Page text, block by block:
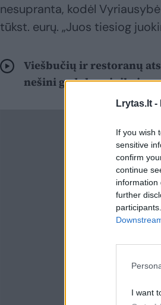
Lrytas.lt -
If you wish
sensitive
confirm
continue
information
further
I want
nesupranta, kodėl
tūkst. eurų. „Juos tiesiog
Viešbučių ir restoranų
nešini gedulo vainikais: